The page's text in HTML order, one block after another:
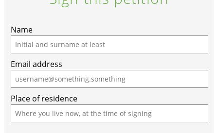
Name
Email address
Place of residence